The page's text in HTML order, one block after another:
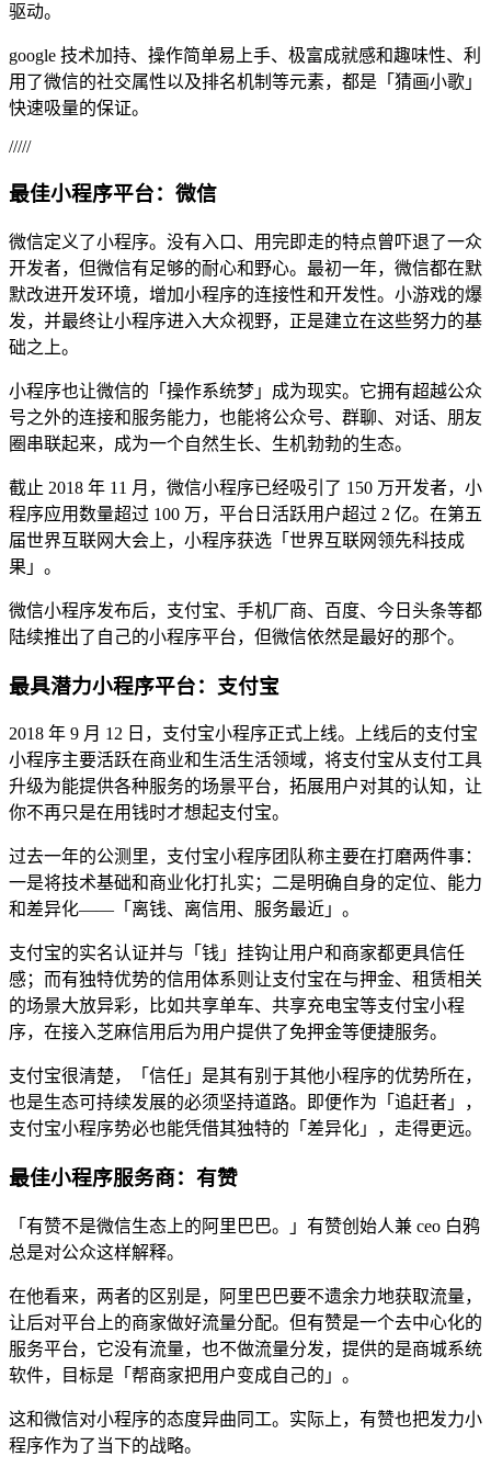
驱动。
google 技术加持、操作简单易上手、极富成就感和趣味性、利
用了微信的社交属性以及排名机制等元素，都是「猜画小歌」
快速吸量的保证。
/////
最佳小程序平台：微信
微信定义了小程序。没有入口、用完即走的特点曾吓退了一众
开发者，但微信有足够的耐心和野心。最初一年，微信都在默
默改进开发环境，增加小程序的连接性和开发性。小游戏的爆
发，并最终让小程序进入大众视野，正是建立在这些努力的基
础之上。
小程序也让微信的「操作系统梦」成为现实。它拥有超越公众
号之外的连接和服务能力，也能将公众号、群聊、对话、朋友
圈串联起来，成为一个自然生长、生机勃勃的生态。
截止 2018 年 11 月，微信小程序已经吸引了 150 万开发者，小
程序应用数量超过 100 万，平台日活跃用户超过 2 亿。在第五
届世界互联网大会上，小程序获选「世界互联网领先科技成
果」。
微信小程序发布后，支付宝、手机厂商、百度、今日头条等都
陆续推出了自己的小程序平台，但微信依然是最好的那个。
最具潜力小程序平台：支付宝
2018 年 9 月 12 日，支付宝小程序正式上线。上线后的支付宝
小程序主要活跃在商业和生活生活领域，将支付宝从支付工具
升级为能提供各种服务的场景平台，拓展用户对其的认知，让
你不再只是在用钱时才想起支付宝。
过去一年的公测里，支付宝小程序团队称主要在打磨两件事：
一是将技术基础和商业化打扎实；二是明确自身的定位、能力
和差异化——「离钱、离信用、服务最近」。
支付宝的实名认证并与「钱」挂钩让用户和商家都更具信任
感；而有独特优势的信用体系则让支付宝在与押金、租赁相关
的场景大放异彩，比如共享单车、共享充电宝等支付宝小程
序，在接入芝麻信用后为用户提供了免押金等便捷服务。
支付宝很清楚，「信任」是其有别于其他小程序的优势所在，
也是生态可持续发展的必须坚持道路。即便作为「追赶者」，
支付宝小程序势必也能凭借其独特的「差异化」，走得更远。
最佳小程序服务商：有赞
「有赞不是微信生态上的阿里巴巴。」有赞创始人兼 ceo 白鸦
总是对公众这样解释。
在他看来，两者的区别是，阿里巴巴要不遗余力地获取流量，
让后对平台上的商家做好流量分配。但有赞是一个去中心化的
服务平台，它没有流量，也不做流量分发，提供的是商城系统
软件，目标是「帮商家把用户变成自己的」。
这和微信对小程序的态度异曲同工。实际上，有赞也把发力小
程序作为了当下的战略。